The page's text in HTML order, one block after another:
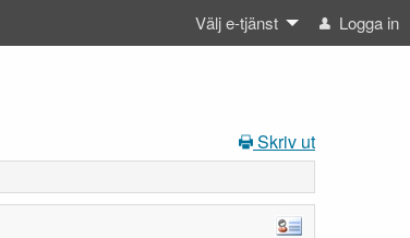
Välj e-tjänst Logga in
Skriv ut